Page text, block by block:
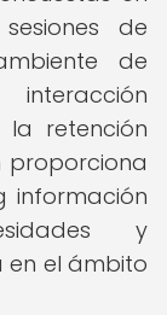
de
de
retención
proporciona
información
y
en el ámbito